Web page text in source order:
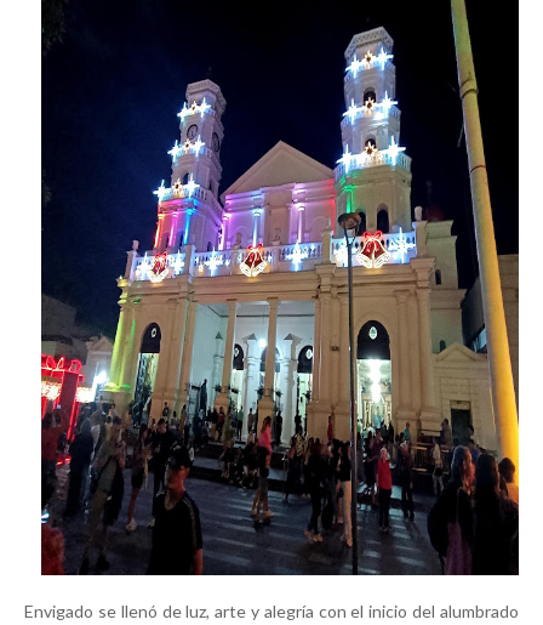
Envigado se llenó de luz, arte y alegría con el inicio del alumbrado